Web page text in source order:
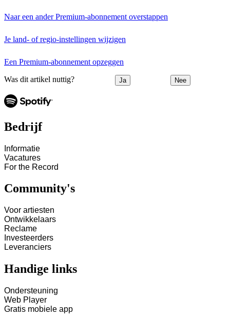
Naar een ander Premium-abonnement overstappen
Je land- of regio-instellingen wijzigen
Een Premium-abonnement opzeggen
Was dit artikel nuttig? Ja Nee
Bedrijf
Informatie
Vacatures
For the Record
Community's
Voor artiesten
Ontwikkelaars
Reclame
Investeerders
Leveranciers
Handige links
Ondersteuning
Web Player
Gratis mobiele app